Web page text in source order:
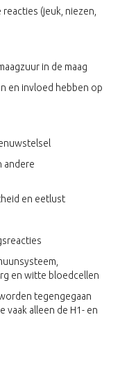
(jeuk, niezen,
in de maag
en invloed hebben op
andere
en eetlust
en witte bloedcellen
tegengegaan
vaak alleen de H1- en